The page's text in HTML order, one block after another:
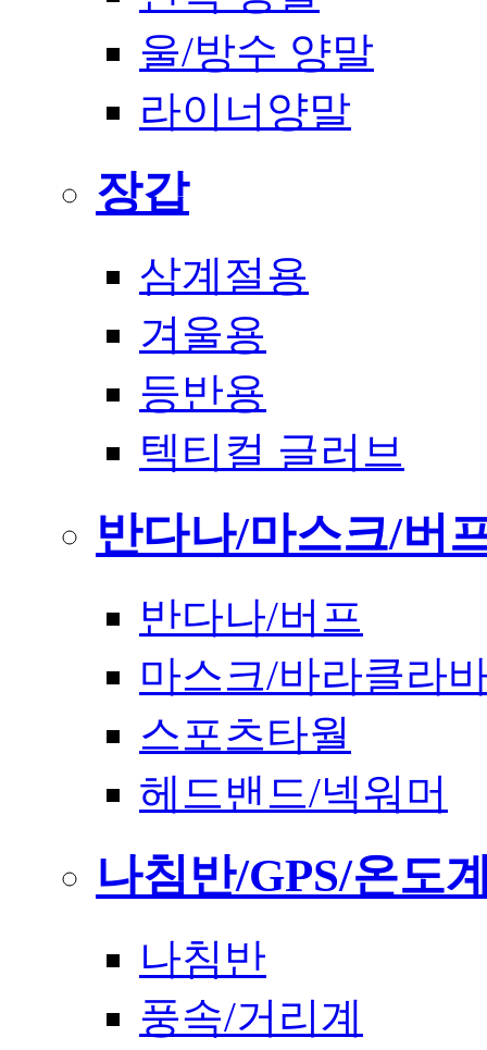
울/방수 양말
라이너양말
장갑
삼계절용
겨울용
등반용
텍티컬 글러브
반다나/마스크/버
반다나/버프
마스크/바라클라
스포츠타월
헤드밴드/넥워머
나침반/GPS/온도
나침반
풍속/거리계